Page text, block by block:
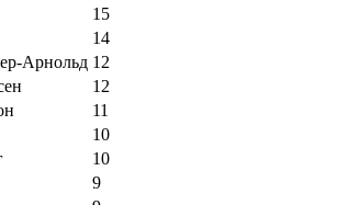
15
14
Арнольд 12
12
11
10
10
9